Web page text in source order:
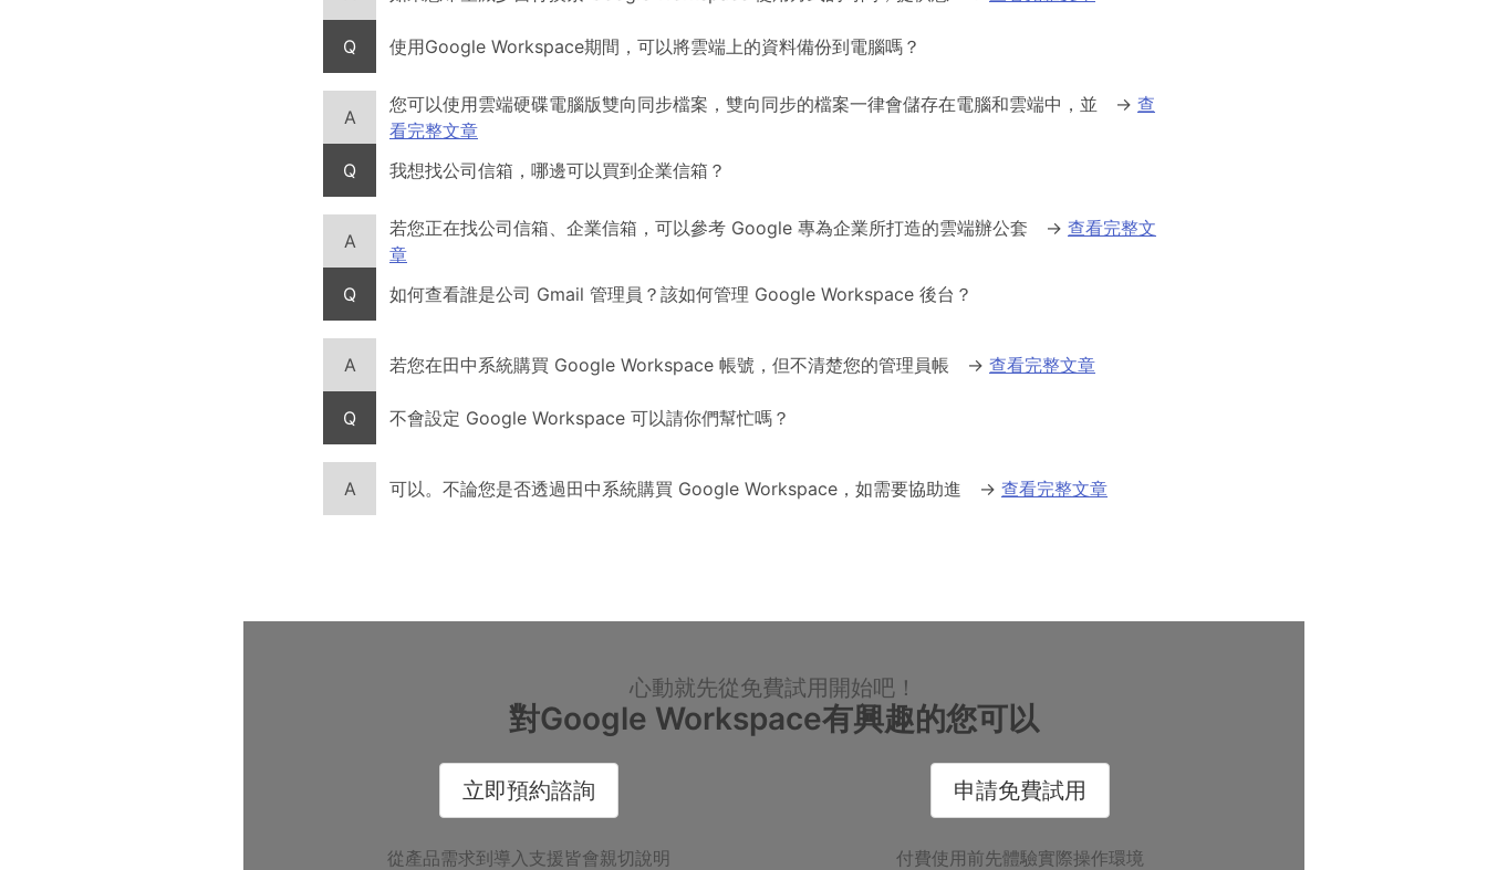
Q 使用Google Workspace期間，可以將雲端上的資料備份到電腦嗎？
A
您可以使用雲端硬碟電腦版雙向同步檔案，雙向同步的檔案一律會儲存在電腦和雲端中，並 → 查
看完整文章
Q
我想找公司信箱，哪邊可以買到企業信箱？
A
若您正在找公司信箱、企業信箱，可以參考 Google 專為企業所打造的雲端辦公套 → 查看完整文
章
Q
如何查看誰是公司 Gmail 管理員？該如何管理 Google Workspace 後台？
A 若您在田中系統購買 Google Workspace 帳號，但不清楚您的管理員帳 → 查看完整文章
Q 不會設定 Google Workspace 可以請你們幫忙嗎？
A 可以。不論您是否透過田中系統購買 Google Workspace，如需要協助進 → 查看完整文章
心動就先從免費試用開始吧！
對Google Workspace有興趣的您可以
立即預約諮詢
從產品需求到導入支援皆會親切說明
申請免費試用
付費使用前先體驗實際操作環境